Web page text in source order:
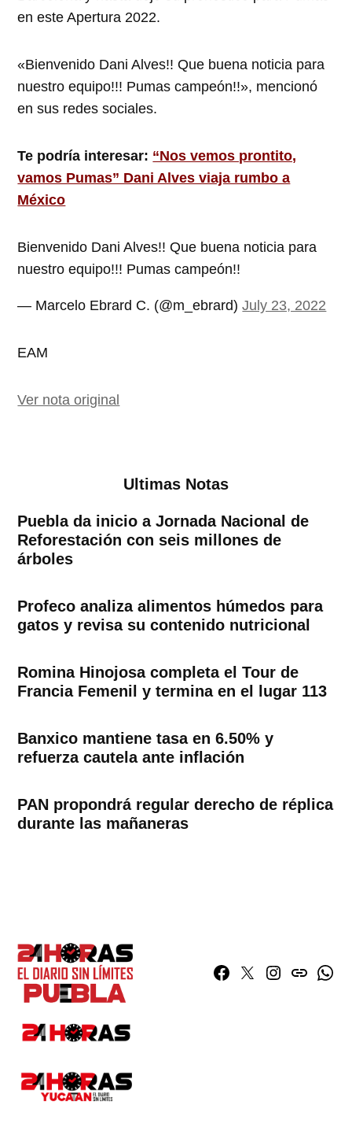
en este Apertura 2022.
«Bienvenido Dani Alves!! Que buena noticia para
nuestro equipo!!! Pumas campeón!!», mencionó
en sus redes sociales.
Te podría interesar: “Nos vemos prontito,
vamos Pumas” Dani Alves viaja rumbo a
México
Bienvenido Dani Alves!! Que buena noticia para
nuestro equipo!!! Pumas campeón!!
— Marcelo Ebrard C. (@m_ebrard)July 23, 2022
EAM
Ver nota original
Ultimas Notas
Puebla da inicio a Jornada Nacional de
Reforestación con seis millones de
árboles
Profeco analiza alimentos húmedos para
gatos y revisa su contenido nutricional
Romina Hinojosa completa el Tour de
Francia Femenil y termina en el lugar 113
Banxico mantiene tasa en 6.50% y
refuerza cautela ante inflación
PAN propondrá regular derecho de réplica
durante las mañaneras
Facebook
TwitterInstagram
issuu